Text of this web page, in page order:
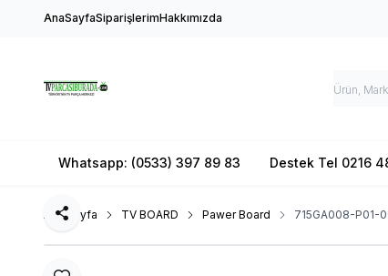
AnaSayfaSiparişlerimHakkımızda
Whatsapp: (0533) 397 89 83 Destek Tel 0216
Ana Sayfa TV BOARD Pawer Board 715GA008-P01-
Paylaş